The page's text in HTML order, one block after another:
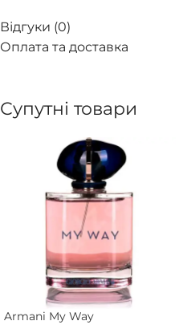
Відгуки (0)
Оплата та доставка
Супутні товари
Armani My Way